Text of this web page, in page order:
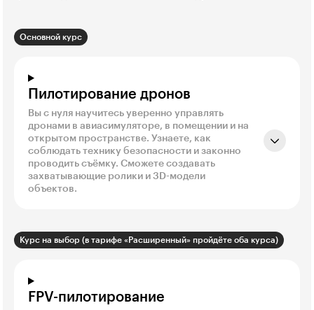
Основной курс
Пилотирование дронов
Вы с нуля научитесь уверенно управлять
дронами в авиасимуляторе, в помещении и на
открытом пространстве. Узнаете, как
соблюдать технику безопасности и законно
проводить съёмку. Сможете создавать
захватывающие ролики и 3D-модели
объектов.
Курс на выбор (в тарифе «Расширенный» пройдёте оба курса)
FPV-пилотирование